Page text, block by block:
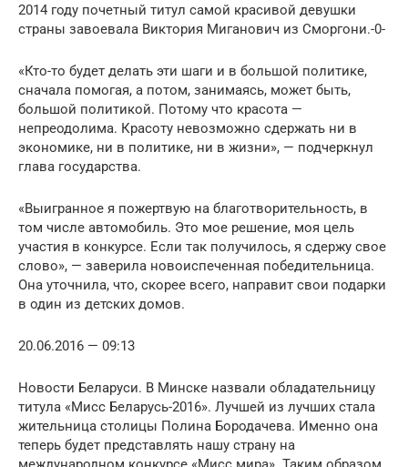
2014 году почетный титул самой красивой девушки
страны завоевала Виктория Миганович из Сморгони.-0-
«Кто-то будет делать эти шаги и в большой политике,
сначала помогая, а потом, занимаясь, может быть,
большой политикой. Потому что красота —
непреодолима. Красоту невозможно сдержать ни в
экономике, ни в политике, ни в жизни», — подчеркнул
глава государства.
«Выигранное я пожертвую на благотворительность, в
том числе автомобиль. Это мое решение, моя цель
участия в конкурсе. Если так получилось, я сдержу свое
слово», — заверила новоиспеченная победительница.
Она уточнила, что, скорее всего, направит свои подарки
в один из детских домов.
20.06.2016 — 09:13
Новости Беларуси. В Минске назвали обладательницу
титула «Мисс Беларусь-2016». Лучшей из лучших стала
жительница столицы Полина Бородачева. Именно она
теперь будет представлять нашу страну на